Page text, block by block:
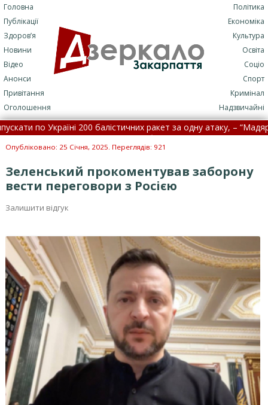
Головна
Публікації
Здоров’я
Новини
Відео
Анонси
Привітання
Оголошення
Політика
Економіка
Культура
Освіта
Соціо
Спорт
Кримінал
Надзвичайні
по Україні 200 балістичних ракет за одну атаку, – “Мадяр” •
провести масштабні перевірки ТЦК на
Опубліковано: 25 Січня, 2025. Переглядів: 921
Зеленський прокоментував заборону
вести переговори з Росією
Залишити відгук